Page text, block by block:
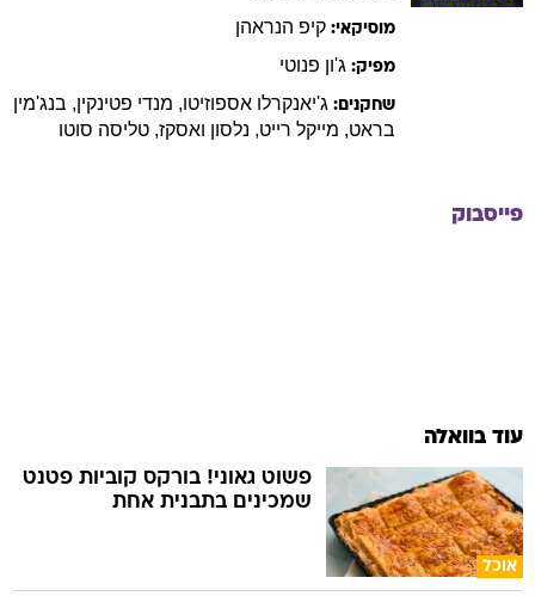
מוסיקאי: קיפ הנראהן
מפיק: ג'ון פנוטי
שחקנים: ג'יאנקרלו אספוזיטו, מנדי פטינקין, בנג'מין
בראט, מייקל רייט, נלסון ואסקז, טליסה סוטו
פייסבוק
עוד בוואלה
אוכל
פשוט גאוני! בורקס קוביות פטנט
שמכינים בתבנית אחת